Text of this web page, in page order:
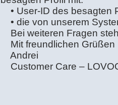
• User-ID des besagten
• die von unserem
Bei weiteren Fragen
Mit freundlichen Grüßen
Andrei
Customer Care –